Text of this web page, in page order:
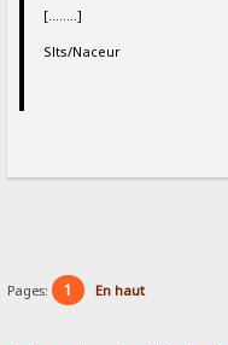
[........]
Slts/Naceur
Pages: 1 En haut